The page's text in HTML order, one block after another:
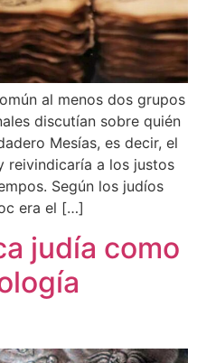
al menos dos grupos
discutían sobre quién
Mesías, es decir, el
reivindicaría a los justos
Según los judíos
era el […]
judía como